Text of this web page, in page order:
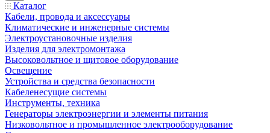
Каталог
Кабели, провода и аксессуары
Климатические и инженерные системы
Электроустановочные изделия
Изделия для электромонтажа
Высоковольтное и щитовое оборудование
Освещение
Устройства и средства безопасности
Кабеленесущие системы
Инструменты, техника
Генераторы электроэнергии и элементы питания
Низковольтное и промышленное электрооборудование